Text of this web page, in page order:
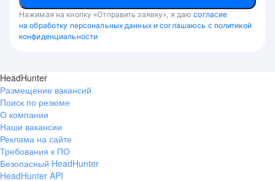
Нажимая на кнопку «Отправить заявку», я даю согласие
на обработку персональных данных и соглашаюсь с политикой
конфиденциальности
HeadHunter
Размещение вакансий
Поиск по резюме
О компании
Наши вакансии
Реклама на сайте
Требования к ПО
Безопасный HeadHunter
HeadHunter API